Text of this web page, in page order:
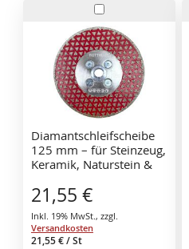
In
den
Warenkorb
Diamantschleifscheibe
125 mm – für Steinzeug,
Keramik, Naturstein &
21,55 €
Inkl. 19% MwSt., zzgl.
Versandkosten
21,55 €/ St